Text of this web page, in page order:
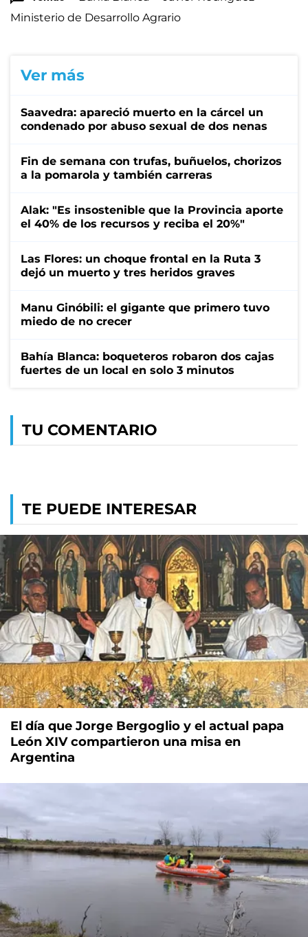
Ministerio de Desarrollo Agrario
Ver más
Saavedra: apareció muerto en la cárcel un
condenado por abuso sexual de dos nenas
Fin de semana con trufas, buñuelos, chorizos
a la pomarola y también carreras
Alak: "Es insostenible que la Provincia aporte
el 40% de los recursos y reciba el 20%"
Las Flores: un choque frontal en la Ruta 3
dejó un muerto y tres heridos graves
Manu Ginóbili: el gigante que primero tuvo
miedo de no crecer
Bahía Blanca: boqueteros robaron dos cajas
fuertes de un local en solo 3 minutos
TU COMENTARIO
TE PUEDE INTERESAR
El día que Jorge Bergoglio y el actual papa
León XIV compartieron una misa en
Argentina